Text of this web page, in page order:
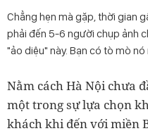
Chẳng hẹn mà gặp, thời gian
phải đến 5-6 người chụp ảnh
"ảo diệu" này. Bạn có tò mò
Nằm cách Hà Nội chưa
một trong sự lựa chọn
khách khi đến với miền